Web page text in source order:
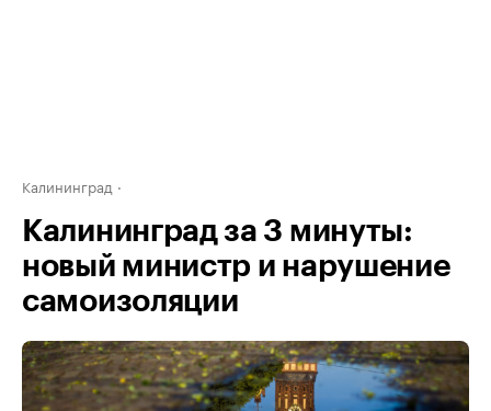
Калининград
Калининград за 3 минуты:
новый министр и нарушение
самоизоляции